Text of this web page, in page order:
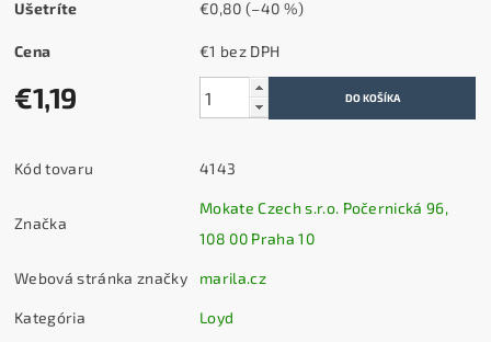
Ušetríte €0,80(–40 %)
Cena €1 bez DPH
€1,19
Kód tovaru 4143
Značka
Mokate Czech s.r.o. Počernická 96,
108 00 Praha 10
Webová stránka značky marila.cz
Kategória Loyd